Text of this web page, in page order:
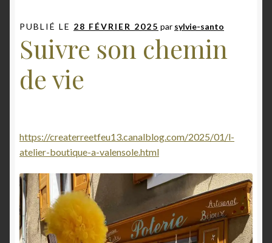
PUBLIÉ LE 28 FÉVRIER 2025 par sylvie-santo
Suivre son chemin
de vie
https://createrreetfeu13.canalblog.com/2025/01/l-
atelier-boutique-a-valensole.html